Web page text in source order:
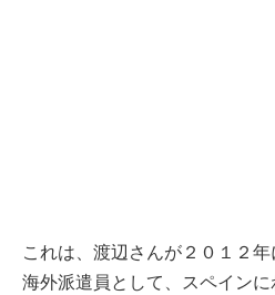
これは、渡辺さんが２０１２
海外派遣員として、スペイン